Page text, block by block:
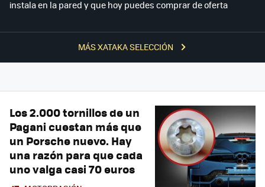
MÁS XATAKA SELECCIÓN
instala en la pared y que hoy puedes comprar de oferta
Los 2.000 tornillos de un
Pagani cuestan más que
un Porsche nuevo. Hay
una razón para que cada
uno valga casi 70 euros